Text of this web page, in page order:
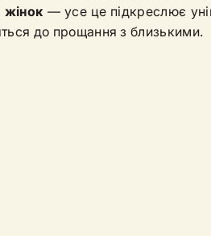
жінок — усе це підкреслює
до прощання з близькими.